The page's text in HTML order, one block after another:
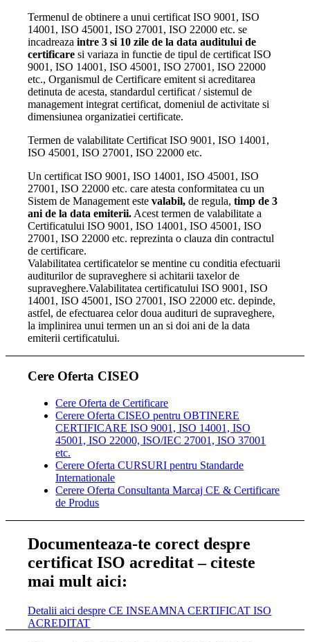
Termenul de obtinere a unui certificat ISO 9001, ISO
14001, ISO 45001, ISO 27001, ISO 22000 etc. se
incadreazaintre 3 si 10 zile de la data auditului de
certificaresi variaza in functie de tipul de certificat ISO
9001, ISO 14001, ISO 45001, ISO 27001, ISO 22000
etc., Organismul de Certificare emitent si acreditarea
detinuta de acesta, standardul certificat / sistemul de
management integrat certificat, domeniul de activitate si
dimensiunea organizatiei certificate.
Termen de valabilitate Certificat ISO 9001, ISO 14001,
ISO 45001, ISO 27001, ISO 22000 etc.
Un certificat ISO 9001, ISO 14001, ISO 45001, ISO
27001, ISO 22000 etc. care atesta conformitatea cu un
Sistem de Management estevalabil, de regula,timp de 3
ani de la data emiterii. Acest termen de valabilitate a
Certificatului ISO 9001, ISO 14001, ISO 45001, ISO
27001, ISO 22000 etc. reprezinta o clauza din contractul
de certificare.
Valabilitatea certificatelor se mentine cu conditia efectuarii
auditurilor de supraveghere si achitarii taxelor de
supraveghere.Valabilitatea certificatului ISO 9001, ISO
14001, ISO 45001, ISO 27001, ISO 22000 etc. depinde,
astfel, de efectuarea celor doua audituri de supraveghere,
la implinirea unui termen un an si doi ani de la data
emiterii certificatului.
Cere Oferta CISEO
Cere Oferta de Certificare
Cerere Oferta CISEO pentru OBTINERE
CERTIFICARE ISO 9001, ISO 14001, ISO
45001, ISO 22000, ISO/IEC 27001, ISO 37001
etc.
Cerere Oferta CURSURI pentru Standarde
Internationale
Cerere Oferta Consultanta Marcaj CE & Certificare
de Produs
Documenteaza-te corect despre
certificat ISO acreditat – citeste
mai mult aici:
Detalii aici despre CE INSEAMNA CERTIFICAT ISO
ACREDITAT